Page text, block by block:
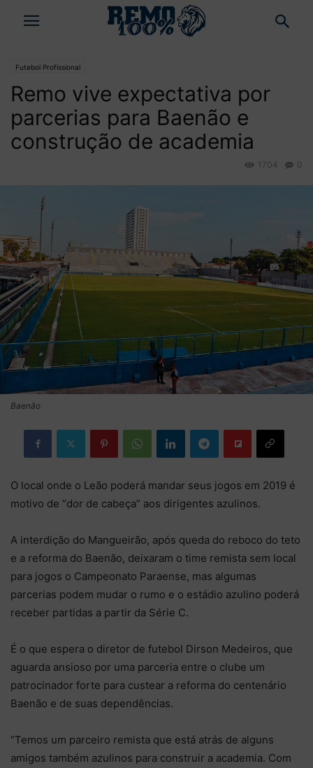
Futebol Profissional
Remo vive expectativa por
parcerias para Baenão e
construção de academia
0
1704
Baenão
O local onde o Leão poderá mandar seus jogos em 2019 é
motivo de “dor de cabeça” aos dirigentes azulinos.
A interdição do Mangueirão, após queda do reboco do teto
e a reforma do Baenão, deixaram o time remista sem local
para jogos o Campeonato Paraense, mas algumas
parcerias podem mudar o rumo e o estádio azulino poderá
receber partidas a partir da Série C.
É o que espera o diretor de futebol Dirson Medeiros, que
aguarda ansioso por uma parceria entre o clube um
patrocinador forte para custear a reforma do centenário
Baenão e de suas dependências.
“Temos um parceiro remista que está atrás de alguns
amigos também azulinos para construir a academia. Com